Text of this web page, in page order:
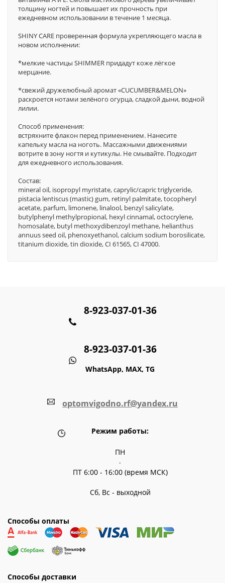
толщину ногтей и повышает их прочность при
ежедневном использовании в течение 1 месяца.
SHINY CARE проверенная формула укрепляющего масла в
новом исполнении:
*мелкие частицы SHIMMER придадут коже лёгкое
мерцание.
*свежий дружелюбный аромат «CUCUMBER&MELON»
раскроется нотами зелёного огурца, сладкой дыни, водной
лилии.
Способ применения:
встряхните флакон перед применением. Нанесите
капельку масла на ноготь. Массажными движениями
вотрите в зону ногтя и кутикулы. Не смывайте. Подходит
для ежедневного использования.
Состав:
mineral oil, isopropyl myristate, caprylic/сapric triglyceride,
pistacia lentiscus (mastic) gum, retinyl palmitate, tocopheryl
acetate, parfum, limonene, linalool, benzyl salicylate,
butylphenyl methylpropional, hexyl cinnamal, octocrylene,
homosalate, butyl methoxydibenzoyl methane, helianthus
annuus seed oil, phenoxyethanol, calcium sodium borosilicate,
titanium dioxide, tin dioxide, СI 61565, СI 47000.
8-923-037-01-36
8-923-037-01-36
WhatsApp, MAX, TG
optomvigodno.rf@yandex.ru
Режим работы:
ПН
-
ПТ 6:00 - 16:00 (время МСК)
Сб, Вс - выходной
Способы оплаты
Способы доставки